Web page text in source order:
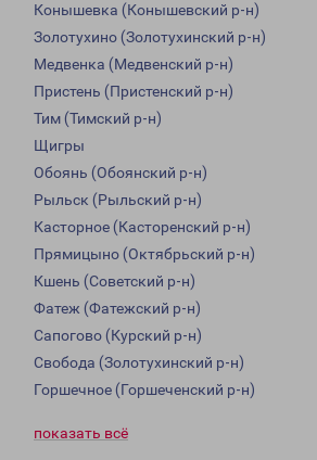
Конышевка (Конышевский р-н)
Золотухино (Золотухинский р-н)
Медвенка (Медвенский р-н)
Пристень (Пристенский р-н)
Тим (Тимский р-н)
Щигры
Обоянь (Обоянский р-н)
Рыльск (Рыльский р-н)
Касторное (Касторенский р-н)
Прямицыно (Октябрьский р-н)
Кшень (Советский р-н)
Фатеж (Фатежский р-н)
Сапогово (Курский р-н)
Свобода (Золотухинский р-н)
Горшечное (Горшеченский р-н)
показать всё